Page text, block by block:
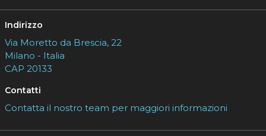
Indirizzo
Via Moretto da Brescia, 22
Milano - Italia
CAP 20133
Contatti
Contatta il nostro team per maggiori informazioni